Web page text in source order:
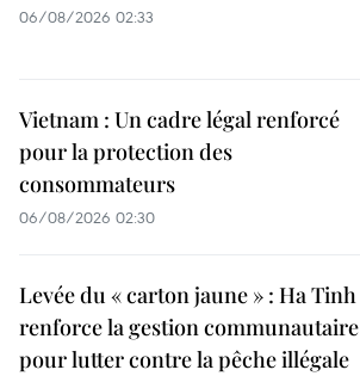
06/08/2026 02:33
Vietnam : Un cadre légal renforcé
pour la protection des
consommateurs
06/08/2026 02:30
Levée du « carton jaune » : Ha Tinh
renforce la gestion communautaire
pour lutter contre la pêche illégale